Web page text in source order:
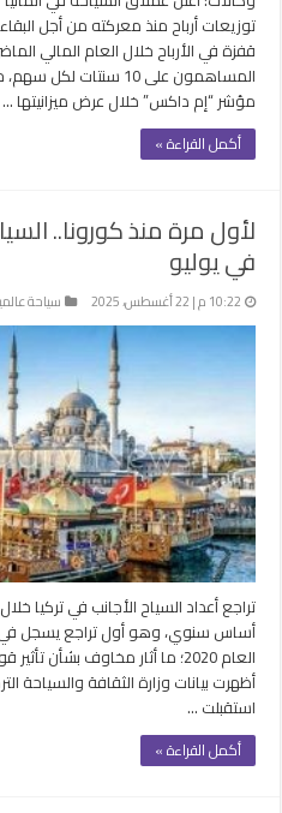
توزيعات أرباح منذ معركته من أجل
المساهمون على 10
مؤشر “إم داكس” خلال عرض ميزانيتها …
أكمل القراءة »
في يوليو
10:22 م | 22 أغسطس، 2025 سياحة
أساس سنوي، وهو أول تراجع يسجل في
العام 2020؛ ما أثار مخاوف بشأن
أظهرت بيانات وزارة الثقافة والسياحة
استقبلت …
أكمل القراءة »